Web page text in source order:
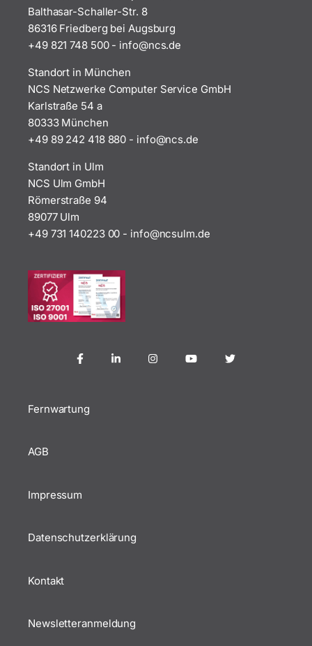
Balthasar-Schaller-Str. 8
86316 Friedberg bei Augsburg
+49 821 748 500- ed.sc
n@ofn
i
Standort in München
NCS Netzwerke Computer Service GmbH
Karlstraße 54 a
80333 München
+49 89 242 418 880 - ed.sc
n@ofn
i
Standort in Ulm
NCS Ulm GmbH
Römerstraße 94
89077 Ulm
+49 731 140223 00 - ed.ml
uscn@
ofni
Fernwartung
AGB
Impressum
Datenschutzerklärung
Kontakt
Newsletteranmeldung